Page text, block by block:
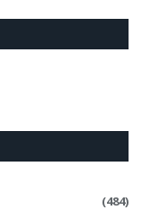
(484)